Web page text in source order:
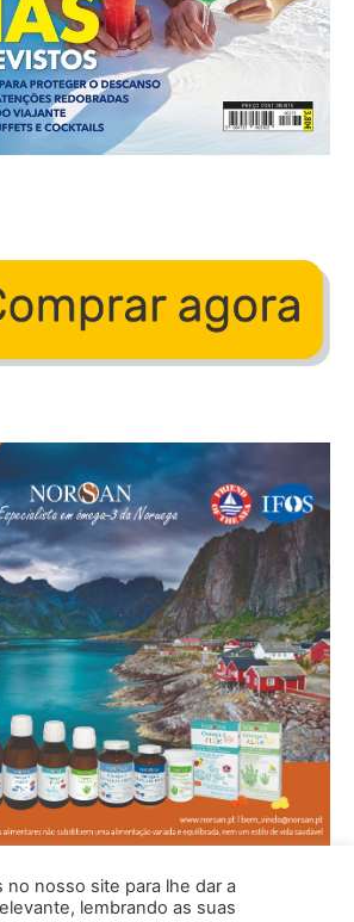
no nosso site para lhe dar a
lembrando as suas